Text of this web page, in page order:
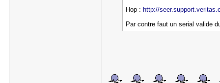
Hop : http://
Par contre faut un serial valide